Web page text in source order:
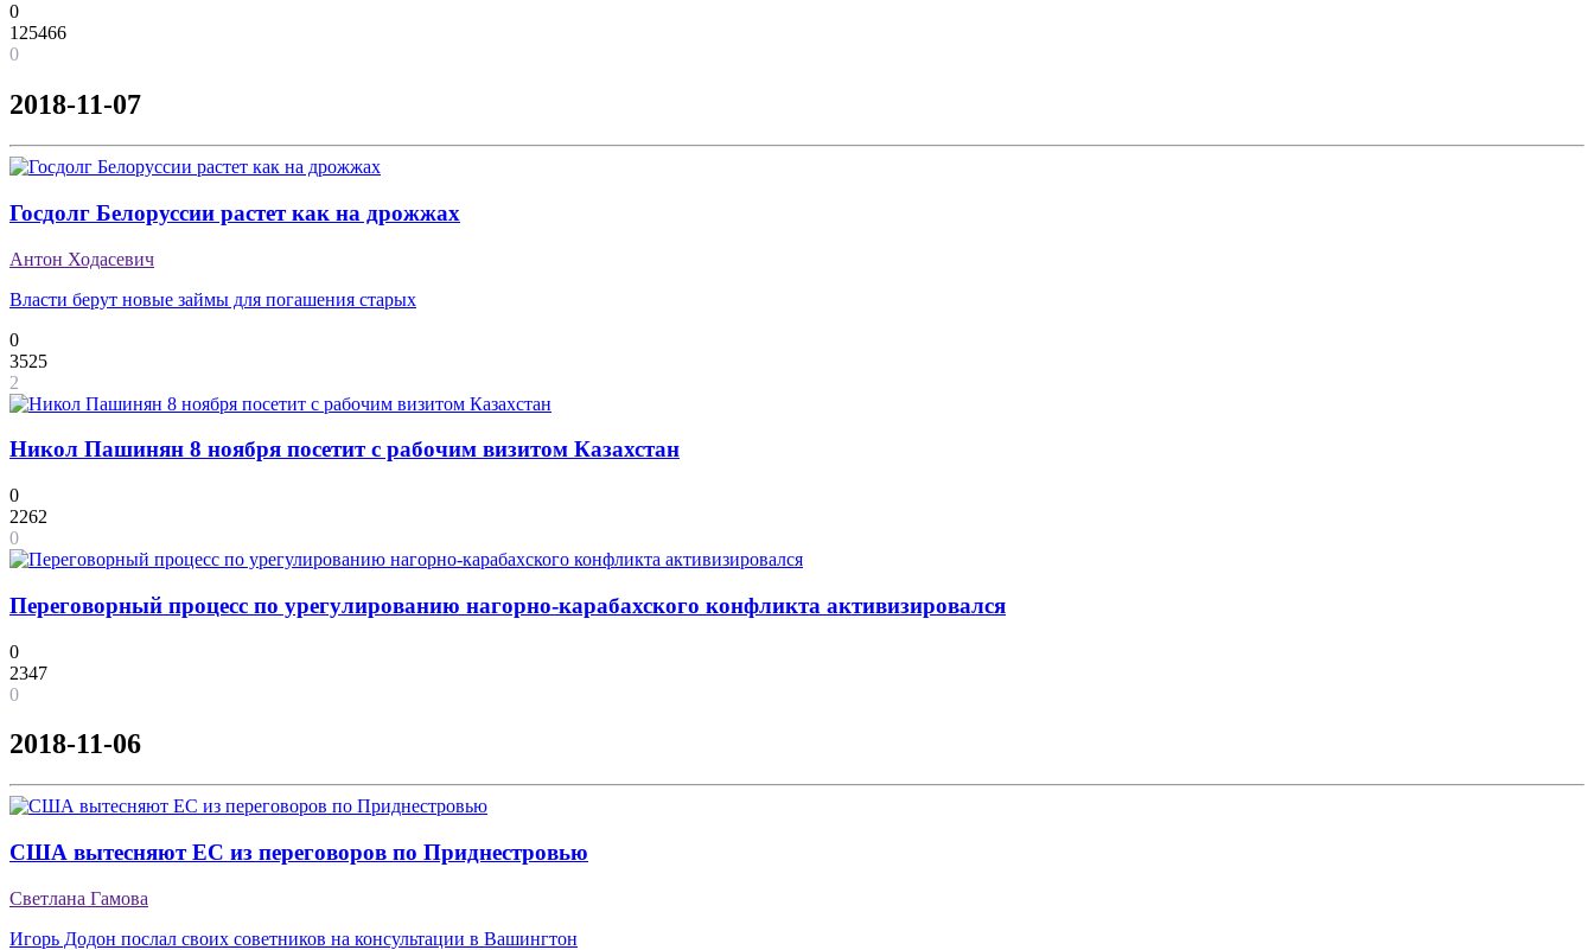
0
125466
0
2018-11-07
Госдолг Белоруссии растет как на дрожжах
Антон Ходасевич
Власти берут новые займы для погашения старых
0
3525
2
Никол Пашинян 8 ноября посетит с рабочим визитом Казахстан
0
2262
0
Переговорный процесс по урегулированию нагорно-карабахского конфликта активизировался
0
2347
0
2018-11-06
США вытесняют ЕС из переговоров по Приднестровью
Светлана Гамова
Игорь Додон послал своих советников на консультации в Вашингтон